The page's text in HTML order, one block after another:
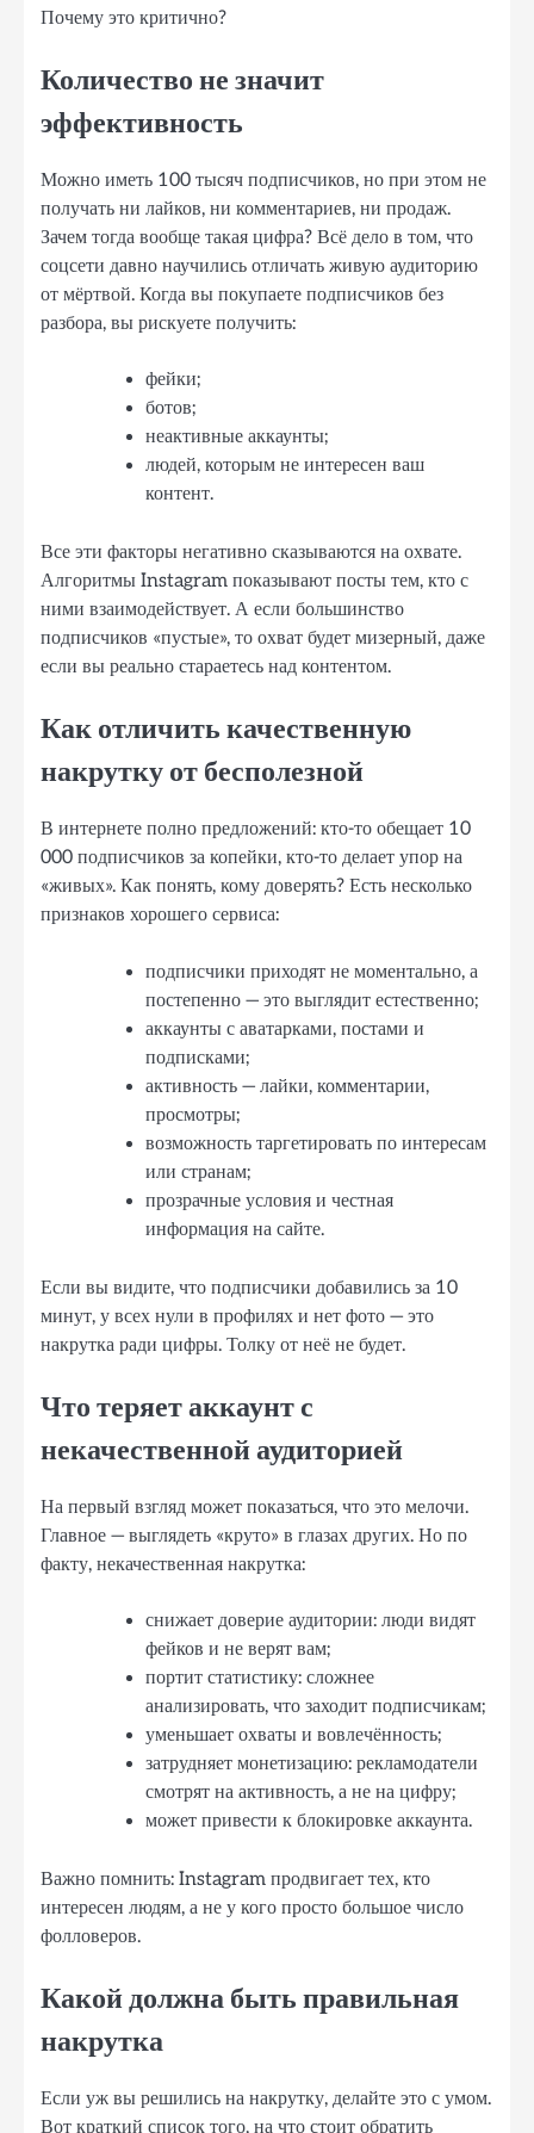
Почему это критично?
Количество не значит
эффективность
Можно иметь 100 тысяч подписчиков, но при этом не
получать ни лайков, ни комментариев, ни продаж.
Зачем тогда вообще такая цифра? Всё дело в том, что
соцсети давно научились отличать живую аудиторию
от мёртвой. Когда вы покупаете подписчиков без
разбора, вы рискуете получить:
фейки;
ботов;
неактивные аккаунты;
людей, которым не интересен ваш
контент.
Все эти факторы негативно сказываются на охвате.
Алгоритмы Instagram показывают посты тем, кто с
ними взаимодействует. А если большинство
подписчиков «пустые», то охват будет мизерный, даже
если вы реально стараетесь над контентом.
Как отличить качественную
накрутку от бесполезной
В интернете полно предложений: кто-то обещает 10
000 подписчиков за копейки, кто-то делает упор на
«живых». Как понять, кому доверять? Есть несколько
признаков хорошего сервиса:
подписчики приходят не моментально, а
постепенно — это выглядит естественно;
аккаунты с аватарками, постами и
подписками;
активность — лайки, комментарии,
просмотры;
возможность таргетировать по интересам
или странам;
прозрачные условия и честная
информация на сайте.
Если вы видите, что подписчики добавились за 10
минут, у всех нули в профилях и нет фото — это
накрутка ради цифры. Толку от неё не будет.
Что теряет аккаунт с
некачественной аудиторией
На первый взгляд может показаться, что это мелочи.
Главное — выглядеть «круто» в глазах других. Но по
факту, некачественная накрутка:
снижает доверие аудитории: люди видят
фейков и не верят вам;
портит статистику: сложнее
анализировать, что заходит подписчикам;
уменьшает охваты и вовлечённость;
затрудняет монетизацию: рекламодатели
смотрят на активность, а не на цифру;
может привести к блокировке аккаунта.
Важно помнить: Instagram продвигает тех, кто
интересен людям, а не у кого просто большое число
фолловеров.
Какой должна быть правильная
накрутка
Если уж вы решились на накрутку, делайте это с умом.
Вот краткий список того, на что стоит обратить